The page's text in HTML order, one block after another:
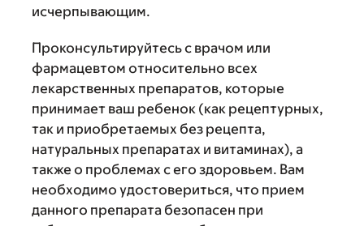
исчерпывающим.
Проконсультируйтесь с врачом или
фармацевтом относительно всех
лекарственных препаратов, которые
принимает ваш ребенок (как рецептурных,
так и приобретаемых без рецепта,
натуральных препаратах и витаминах), а
также о проблемах с его здоровьем. Вам
необходимо удостовериться, что прием
данного препарата безопасен при